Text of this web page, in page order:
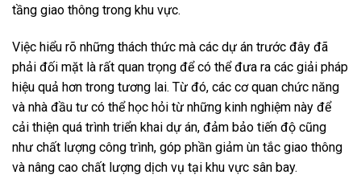
tầng giao thông trong khu vực.
Việc hiểu rõ những thách thức mà các dự án trước đây đã
phải đối mặt là rất quan trọng để có thể đưa ra các giải pháp
hiệu quả hơn trong tương lai. Từ đó, các cơ quan chức năng
và nhà đầu tư có thể học hỏi từ những kinh nghiệm này để
cải thiện quá trình triển khai dự án, đảm bảo tiến độ cũng
như chất lượng công trình, góp phần giảm ùn tắc giao thông
và nâng cao chất lượng dịch vụ tại khu vực sân bay.